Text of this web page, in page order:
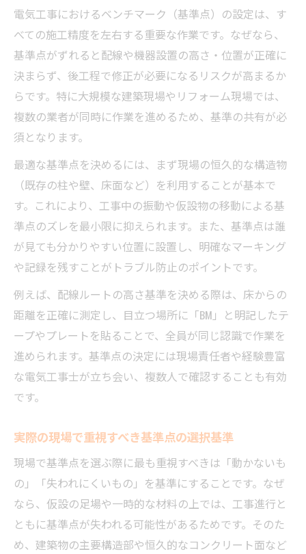
電気工事におけるベンチマーク（基準点）の設定は、す
べての施工精度を左右する重要な作業です。なぜなら、
基準点がずれると配線や機器設置の高さ・位置が正確に
決まらず、後工程で修正が必要になるリスクが高まるか
らです。特に大規模な建築現場やリフォーム現場では、
複数の業者が同時に作業を進めるため、基準の共有が必
須となります。
最適な基準点を決めるには、まず現場の恒久的な構造物
（既存の柱や壁、床面など）を利用することが基本で
す。これにより、工事中の振動や仮設物の移動による基
準点のズレを最小限に抑えられます。また、基準点は誰
が見ても分かりやすい位置に設置し、明確なマーキング
や記録を残すことがトラブル防止のポイントです。
例えば、配線ルートの高さ基準を決める際は、床からの
距離を正確に測定し、目立つ場所に「BM」と明記したテ
ープやプレートを貼ることで、全員が同じ認識で作業を
進められます。基準点の決定には現場責任者や経験豊富
な電気工事士が立ち会い、複数人で確認することも有効
です。
実際の現場で重視すべき基準点の選択基準
現場で基準点を選ぶ際に最も重視すべきは「動かないも
の」「失われにくいもの」を基準にすることです。なぜ
なら、仮設の足場や一時的な材料の上では、工事進行と
ともに基準点が失われる可能性があるためです。そのた
め、建築物の主要構造部や恒久的なコンクリート面など